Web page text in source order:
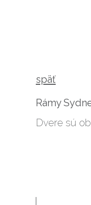
späť
Rámy
Dvere sú